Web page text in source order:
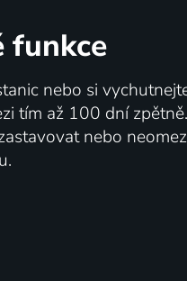
funkce
nebo si
tím až 100 dní zpětně.
nebo